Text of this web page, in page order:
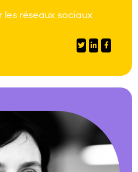
les réseaux sociaux